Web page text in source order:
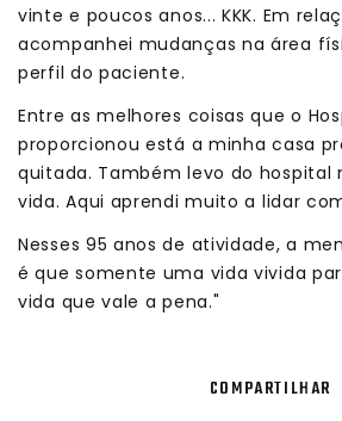
vinte e poucos anos... KKK. Em
acompanhei mudanças na área
perfil do paciente.
Entre as melhores coisas que o
proporcionou está a minha casa
quitada. Também levo do hospital
vida. Aqui aprendi muito a lidar
Nesses 95 anos de atividade, a
é que somente uma vida vivida
vida que vale a pena."
COMPARTILHAR